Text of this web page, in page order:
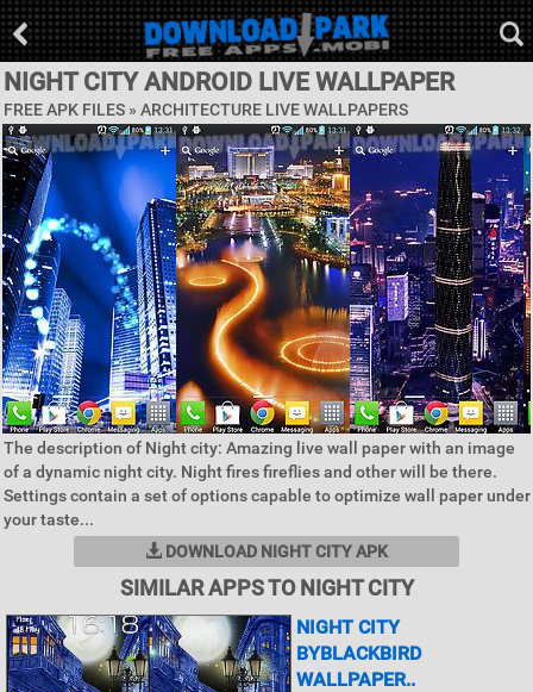
NIGHT CITY ANDROID LIVE WALLPAPER
FREE APK FILES » ARCHITECTURE LIVE WALLPAPERS
The description of Night city: Amazing live wall paper with an image
of a dynamic night city. Night fires fireflies and other will be there.
Settings contain a set of options capable to optimize wall paper under
your taste...
DOWNLOAD NIGHT CITY APK
SIMILAR APPS TO NIGHT CITY
NIGHT CITY
BYBLACKBIRD
WALLPAPER..